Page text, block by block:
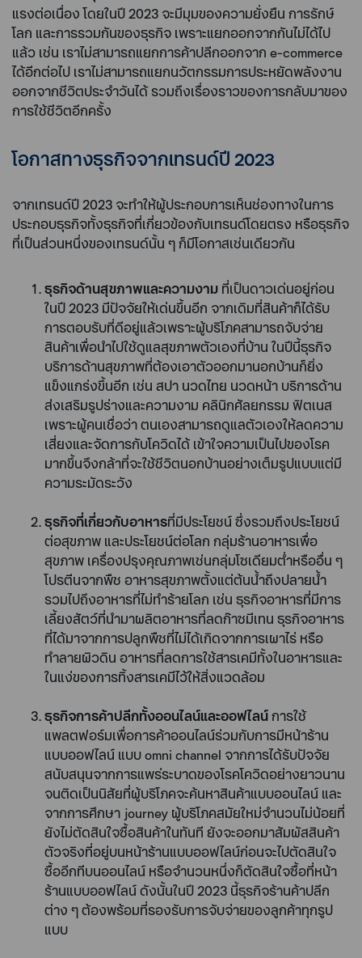
แรงต่อเนื่อง โดยในปี 2023 จะมีมุมของความยั่งยืน การรักษ์
โลก และการรวมกันของธุรกิจ เพราะแยกออกจากกันไม่ได้ไป
แล้ว เช่น เราไม่สามารถแยกการค้าปลีกออกจาก e-commerce
ได้อีกต่อไป เราไม่สามารถแยกนวัตกรรมการประหยัดพลังงาน
ออกจากชีวิตประจำวันได้ รวมถึงเรื่องราวของการกลับมาของ
การใช้ชีวิตอีกครั้ง
โอกาสทางธุรกิจจากเทรนด์ปี 2023
จากเทรนด์ปี 2023 จะทำให้ผู้ประกอบการเห็นช่องทางในการ
ประกอบธุรกิจทั้งธุรกิจที่เกี่ยวข้องกับเทรนด์โดยตรง หรือธุรกิจ
ที่เป็นส่วนหนึ่งของเทรนด์นั้น ๆ ก็มีโอกาสเช่นเดียวกัน
ธุรกิจด้านสุขภาพและความงาม ที่เป็นดาวเด่นอยู่ก่อน
ในปี 2023 มีปัจจัยให้เด่นขึ้นอีก จากเดิมที่สินค้าก็ได้รับ
การตอบรับที่ดีอยู่แล้วเพราะผู้บริโภคสามารถจับจ่าย
สินค้าเพื่อนำไปใช้ดูแลสุขภาพตัวเองที่บ้าน ในปีนี้ธุรกิจ
บริการด้านสุขภาพที่ต้องเอาตัวออกมานอกบ้านก็ยิ่ง
แข็งแกร่งขึ้นอีก เช่น สปา นวดไทย นวดหน้า บริการด้าน
ส่งเสริมรูปร่างและความงาม คลินิกศัลยกรรม ฟิตเนส
เพราะผู้คนเชื่อว่า ตนเองสามารถดูแลตัวเองให้ลดความ
เสี่ยงและจัดการกับโควิดได้ เข้าใจความเป็นไปของโรค
มากขึ้นจึงกล้าที่จะใช้ชีวิตนอกบ้านอย่างเต็มรูปแบบแต่มี
ความระมัดระวัง
ธุรกิจที่เกี่ยวกับอาหารที่มีประโยชน์ ซึ่งรวมถึงประโยชน์
ต่อสุขภาพ และประโยชน์ต่อโลก กลุ่มร้านอาหารเพื่อ
สุขภาพ เครื่องปรุงคุณภาพเช่นกลุ่มโซเดียมต่ำหรืออื่น ๆ
โปรตีนจากพืช อาหารสุขภาพตั้งแต่ต้นน้ำถึงปลายน้ำ
รวมไปถึงอาหารที่ไม่ทำร้ายโลก เช่น ธุรกิจอาหารที่มีการ
เลี้ยงสัตว์ที่นำมาผลิตอาหารที่ลดก๊าซมีเทน ธุรกิจอาหาร
ที่ได้มาจากการปลูกพืชที่ไม่ได้เกิดจากการเผาไร่ หรือ
ทำลายผิวดิน อาหารที่ลดการใช้สารเคมีทั้งในอาหารและ
ในแง่ของการทิ้งสารเคมีไว้ให้สิ่งแวดล้อม
ธุรกิจการค้าปลีกทั้งออนไลน์และออฟไลน์การใช้
แพลตฟอร์มเพื่อการค้าออนไลน์ร่วมกับการมีหน้าร้าน
แบบออฟไลน์ แบบ omni channel จากการได้รับปัจจัย
สนับสนุนจากการแพร่ระบาดของโรคโควิดอย่างยาวนาน
จนติดเป็นนิสัยที่ผู้บริโภคจะค้นหาสินค้าแบบออนไลน์ และ
จากการศึกษา journey ผู้บริโภคสมัยใหม่จำนวนไม่น้อยที่
ยังไม่ตัดสินใจซื้อสินค้าในทันที ยังจะออกมาสัมผัสสินค้า
ตัวจริงที่อยู่บนหน้าร้านแบบออฟไลน์ก่อนจะไปตัดสินใจ
ซื้ออีกทีบนออนไลน์ หรือจำนวนหนึ่งก็ตัดสินใจซื้อที่หน้า
ร้านแบบออฟไลน์ ดังนั้นในปี 2023 นี้ธุรกิจร้านค้าปลีก
ต่าง ๆ ต้องพร้อมที่รองรับการจับจ่ายของลูกค้าทุกรูป
แบบ